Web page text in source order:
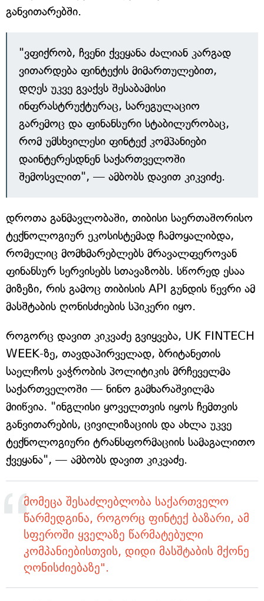
განვითარებში.
"ვფიქრობ, ჩვენი ქვეყანა ძალიან კარგად
ვითარდება ფინტექის მიმართულებით,
დღეს უკვე გვაქვს შესაბამისი
ინფრასტრუქტურაც, სარეგულაციო
გარემოც და ფინანსური სტაბილურობაც,
რომ უმსხვილესი ფინტექ კომპანიები
დაინტერესდნენ საქართველოში
შემოსვლით", — ამბობს დავით კიკვიძე.
დროთა განმავლობაში, თიბისი საერთაშორისო
ტექნოლოგიურ ეკოსისტემად ჩამოყალიბდა,
რომელიც მომხმარებლებს მრავალფეროვან
ფინანსურ სერვისებს სთავაზობს. სწორედ ესაა
მიზეზი, რის გამოც თიბისის API გუნდის წევრი ამ
მასშტაბის ღონისძიების სპიკერი იყო.
როგორც დავით კიკვაძე გვიყვება, UK FINTECH
WEEK-ზე, თავდაპირველად, ბრიტანეთის
საელჩოს ვაჭრობის პოლიტიკის მრჩეველმა
საქართველოში — ნინო გამხარაშვილმა
მიიწვია. "ინგლისი ყოველთვის იყოს ჩემთვის
განვითარების, ცივილიზაციის და ახლა უკვე
ტექნოლოგიური ტრანსფორმაციის სამაგალითო
ქვეყანა", — ამბობს დავით კიკვაძე.
მომეცა შესაძლებლობა საქართველო
წარმედგინა, როგორც ფინტექ ბაზარი, ამ
სფეროში ყველაზე წარმატებული
კომპანიებისთვის, დიდი მასშტაბის მქონე
ღონისძიებაზე".